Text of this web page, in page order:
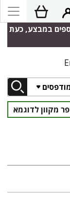
במבצע, כעת
מקוון לדוגמא